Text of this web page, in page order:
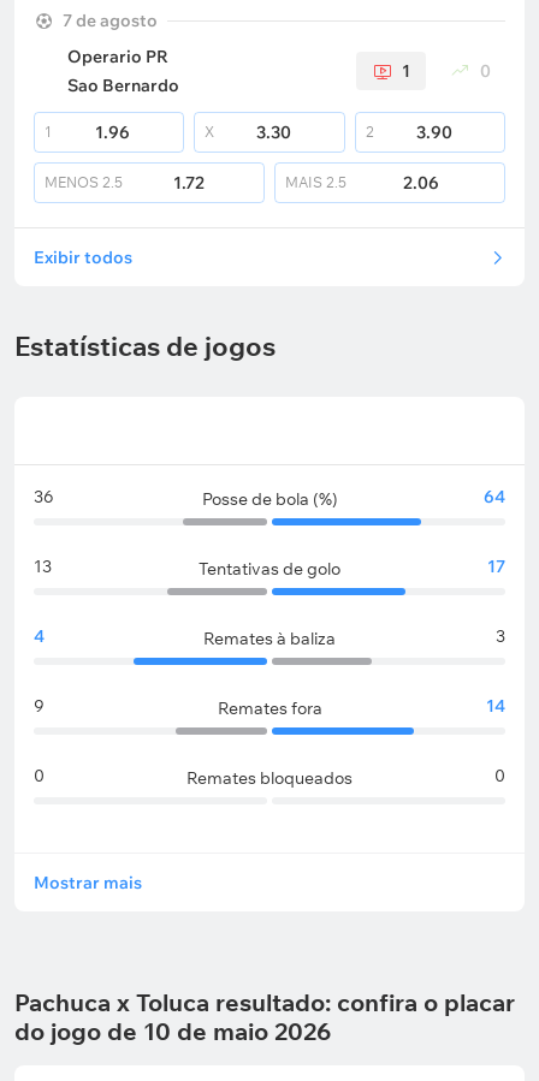
7 de agosto
Operario PR
Sao Bernardo
1 0
1 1.96 X 3.30 2 3.90
MENOS 2.5 1.72 MAIS 2.5 2.06
Exibir todos
Estatísticas de jogos
36 Posse de bola (%) 64
13 Tentativas de golo 17
4 Remates à baliza 3
9 Remates fora 14
0 Remates bloqueados 0
Mostrar mais
Pachuca x Toluca resultado: confira o placar
do jogo de 10 de maio 2026